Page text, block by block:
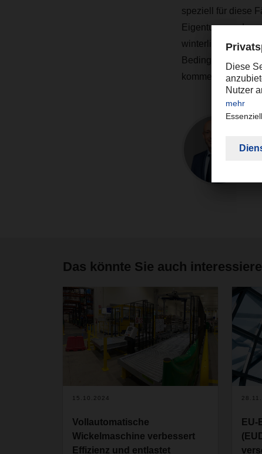
speziell für diese
Eigentums
winterlichen
Bedingungen den
kommen.
Das könnte Sie auch
15.10.2024
Vollautomatische
Wickelmaschine verbessert
Effizienz und entlastet